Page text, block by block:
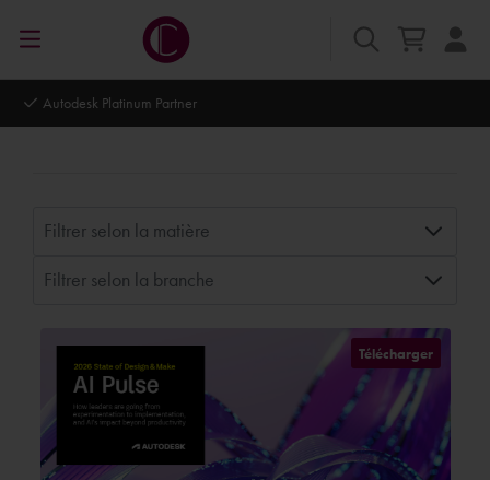
Autodesk Platinum Partner
Filtrer selon la matière
Filtrer selon la branche
Télécharger